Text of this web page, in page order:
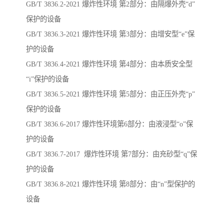
GB/T 3836.2-2021 爆炸性环境 第2部分：由隔爆外壳“d”
保护的设备
GB/T 3836.3-2021 爆炸性环境 第3部分：由增安型“e”保
护的设备
GB/T 3836.4-2021 爆炸性环境 第4部分：由本质安全型
“i”保护的设备
GB/T 3836.5-2021 爆炸性环境 第5部分：由正压外壳“p”
保护的设备
GB/T 3836.6-2017 爆炸性环境第6部分：由液浸型“o”保
护的设备
GB/T 3836.7-2017 爆炸性环境 第7部分：由充砂型“q”保
护的设备
GB/T 3836.8-2021 爆炸性环境 第8部分：由“n”型保护的
设备